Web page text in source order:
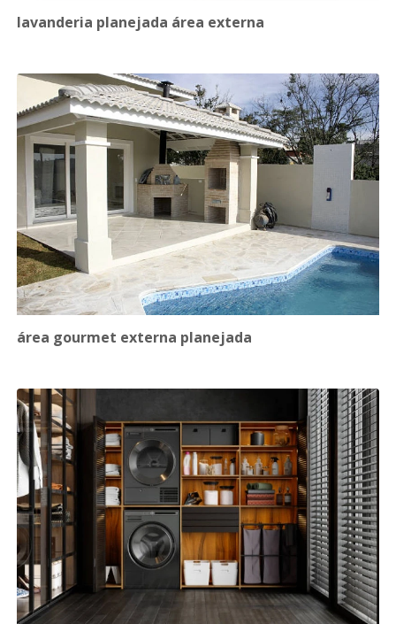
lavanderia planejada área externa
área gourmet externa planejada